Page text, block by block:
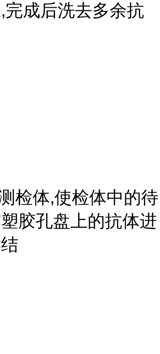
完成后洗去多余抗
检体,使检体中的待
胶孔盘上的抗体进